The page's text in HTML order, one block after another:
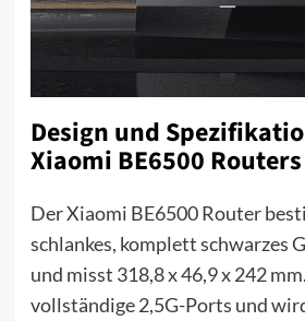
Design und
Xiaomi BE6500 Routers
Der Xiaomi BE6500 Router
schlankes, komplett schwarzes
und misst 318,8 x 46,9 x 242
vollständige 2,5G-Ports und